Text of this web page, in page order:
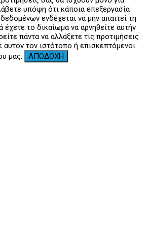
υπόψη ότι κάποια επεξεργασία
ενδέχεται να μην απαιτεί τη
το δικαίωμα να αρνηθείτε αυτήν
πάντα να αλλάξετε τις προτιμήσεις
τον ιστότοπο ή επισκεπτόμενοι
μας.
ΑΠΟΔΟΧΗ